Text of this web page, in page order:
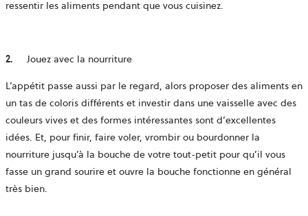
ressentir les aliments pendant que vous cuisinez.
2. Jouez avec la nourriture
L’appétit passe aussi par le regard, alors proposer des aliments en
un tas de coloris différents et investir dans une vaisselle avec des
couleurs vives et des formes intéressantes sont d’excellentes
idées. Et, pour finir, faire voler, vrombir ou bourdonner la
nourriture jusqu’à la bouche de votre tout-petit pour qu’il vous
fasse un grand sourire et ouvre la bouche fonctionne en général
très bien.